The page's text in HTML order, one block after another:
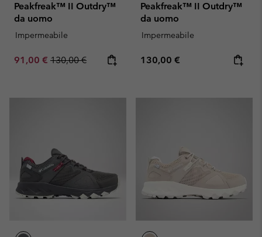
Peakfreak™ II Outdry™
da uomo
Impermeabile
Sale price:
91,00 € Regular price:
130,00 €
Peakfreak™ II Outdry™
da uomo
Impermeabile
Regular price:
130,00 €